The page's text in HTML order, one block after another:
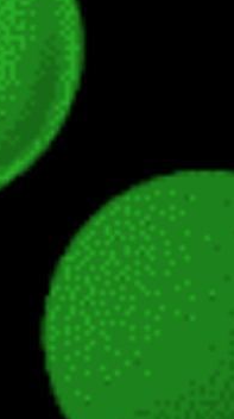
continuación. LOS F2P
DE XBOX LIVE GOLD HACE
hace más de un año, juegos
Apex Legends, Halo Infinite,
otros dejaron de pedir
suscripción de pago para ser
Xbox One o Xbox Series. JUEGOS
GRATUITOS EN XBOX
retrocompatibilidad podremos
que y...